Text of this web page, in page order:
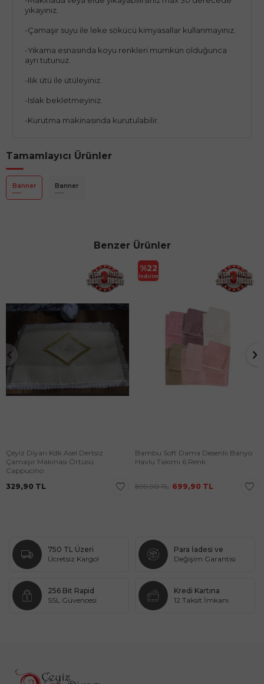
yıkayınız.
-Çamaşır suyu ile leke sökücü kimyasallar kullanmayınız.
-Yıkama esnasında koyu renkleri mümkün olduğunca
ayrı tutunuz.
-Ilık ütü ile ütüleyiniz.
-Islak bekletmeyiniz.
-Kurutma makinasında kurutulabilir.
Tamamlayıcı Ürünler
Banner Banner
Benzer Ürünler
Çeyiz Diyarı Kdk Asel Dertsiz
Çamaşır Makinası Örtüsü
Cappucino
329,90 TL
%22
İndirim
Bambu Soft Dama Desenliı Banyo
Havlu Takımı 6 Renk
899,90TL 699,90 TL
750 TL Üzeri
Ücretsiz Kargo!
Para İadesi ve
Değişim Garantisi
256 Bit Rapid
SSL Güvencesi
Kredi Kartına
12 Taksit İmkanı